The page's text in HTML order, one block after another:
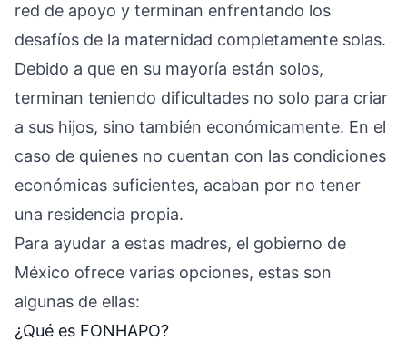
red de apoyo y terminan enfrentando los
desafíos de la maternidad completamente solas.
Debido a que en su mayoría están solos,
terminan teniendo dificultades no solo para criar
a sus hijos, sino también económicamente. En el
caso de quienes no cuentan con las condiciones
económicas suficientes, acaban por no tener
una residencia propia.
Para ayudar a estas madres, el gobierno de
México ofrece varias opciones, estas son
algunas de ellas:
¿Qué es FONHAPO?